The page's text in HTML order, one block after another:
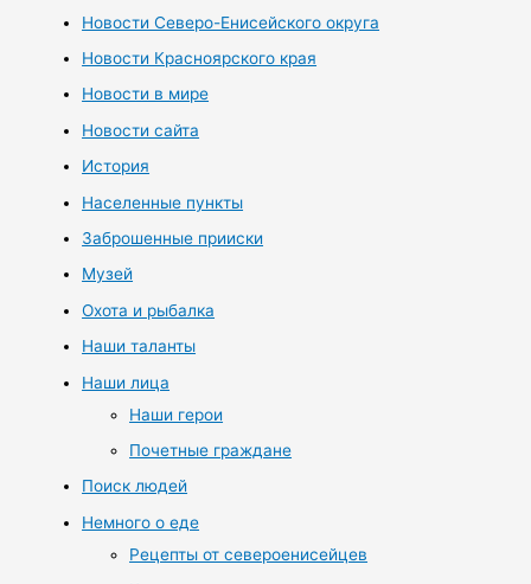
Новости Северо-Енисейского округа
Новости Красноярского края
Новости в мире
Новости сайта
История
Населенные пункты
Заброшенные прииски
Музей
Охота и рыбалка
Наши таланты
Наши лица
Наши герои
Почетные граждане
Поиск людей
Немного о еде
Рецепты от североенисейцев